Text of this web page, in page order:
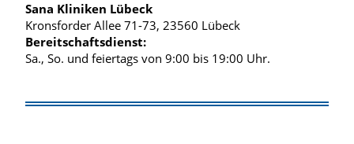
Sana Kliniken Lübeck
Kronsforder Allee 71-73, 23560 Lübeck
Bereitschaftsdienst:
Sa., So. und feiertags von 9:00 bis 19:00 Uhr.